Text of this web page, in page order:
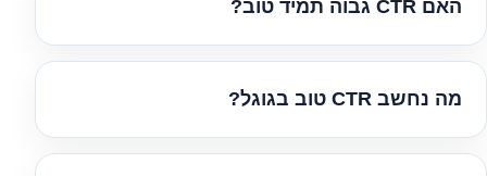
האם CTR גבוה תמיד טוב?
מה נחשב CTR טוב בגוגל?